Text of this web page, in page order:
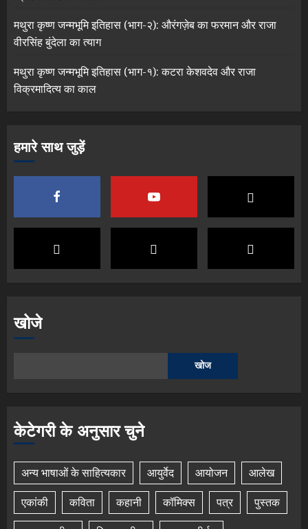
मथुरा कृष्ण जन्मभूमि इतिहास (भाग-२): औरंगज़ेब का फरमान और राजा
वीरसिंह बुंदेला का त्याग
मथुरा कृष्ण जन्मभूमि इतिहास (भाग-१): कटरा केशवदेव और राजा
विक्रमादित्य का काल
हमारे साथ जुड़ें
खोजे
खोज
केटेगरी के अनुसार चुने
अन्य भाषाओं के साहित्यकार आयुर्वेद आयोजन
आलेख
एकांकी
कविता कहानी कॉमिक्स पत्र
पुस्तक